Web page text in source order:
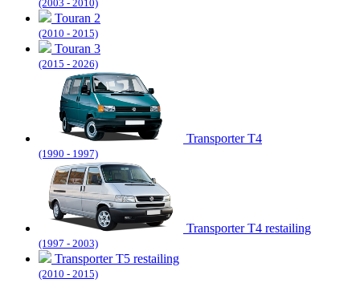
(2003 - 2010)
Touran 2
(2010 - 2015)
Touran 3
(2015 - 2026)
Transporter T4
(1990 - 1997)
Transporter T4 restailing
(1997 - 2003)
Transporter T5 restailing
(2010 - 2015)